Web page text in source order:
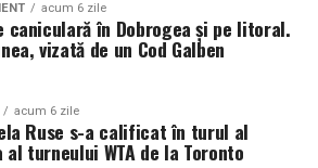
acum 6 zile
caniculară în Dobrogea și pe litoral.
vizată de un Cod Galben
acum 6 zile
Ruse s-a calificat în turul al
al turneului WTA de la Toronto